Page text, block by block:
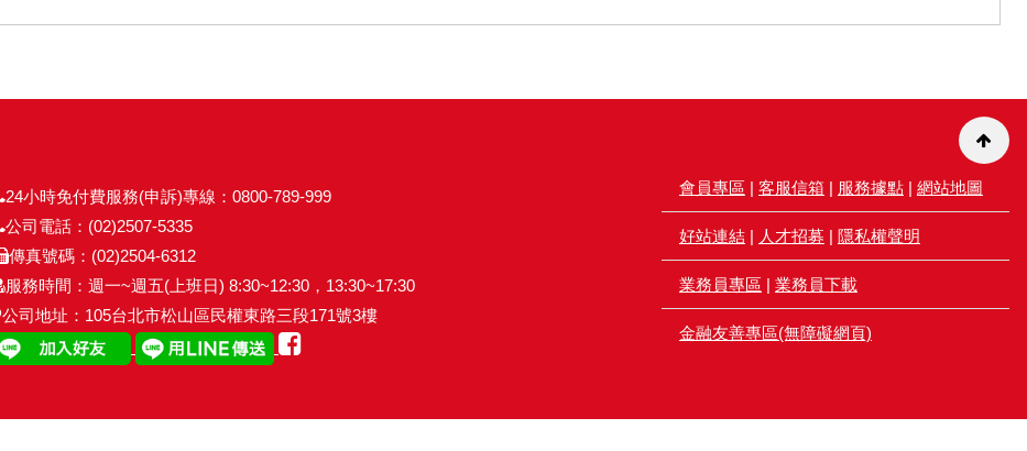
24小時免付費服務(申訴)專線：0800-789-999
公司電話：(02)2507-5335
傳真號碼：(02)2504-6312
服務時間：週一~週五(上班日) 8:30~12:30，13:30~17:30
公司地址：105台北市松山區民權東路三段171號3樓
會員專區 | 客服信箱 | 服務據點| 網站地圖
好站連結| 人才招募 | 隱私權聲明
業務員專區 | 業務員下載
金融友善專區(無障礙網頁)